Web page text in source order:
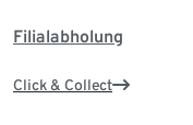
Filialabholung
Click & Collect